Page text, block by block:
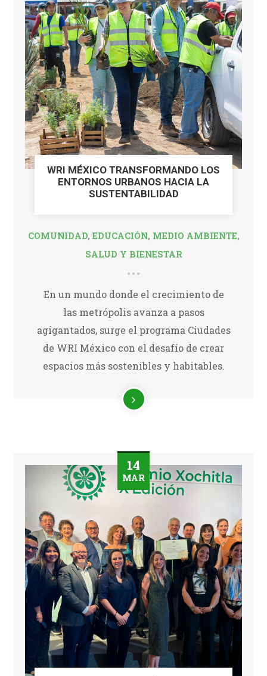
WRI MÉXICO TRANSFORMANDO LOS
ENTORNOS URBANOS HACIA LA
SUSTENTABILIDAD
COMUNIDAD, EDUCACIÓN, MEDIO AMBIENTE,
SALUD Y BIENESTAR
En un mundo donde el crecimiento de
las metrópolis avanza a pasos
agigantados, surge el programa Ciudades
de WRI México con el desafío de crear
espacios más sostenibles y habitables.
14
MAR